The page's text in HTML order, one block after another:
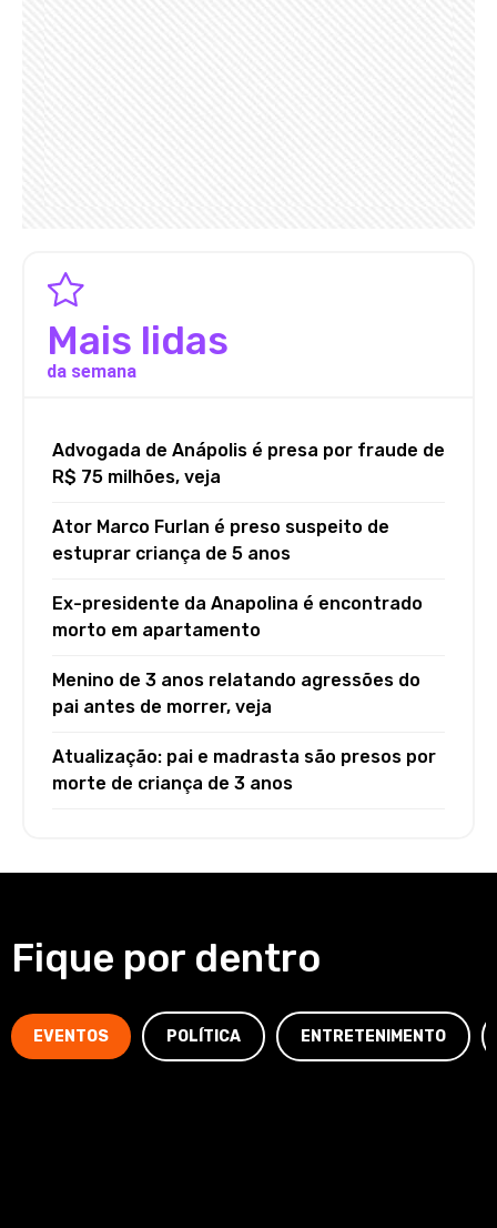
Mais lidas
da semana
Advogada de Anápolis é presa por fraude de
R$ 75 milhões, veja
Ator Marco Furlan é preso suspeito de
estuprar criança de 5 anos
Ex-presidente da Anapolina é encontrado
morto em apartamento
Menino de 3 anos relatando agressões do
pai antes de morrer, veja
Atualização: pai e madrasta são presos por
morte de criança de 3 anos
Fique por dentro
EVENTOS POLÍTICA ENTRETENIMENTO